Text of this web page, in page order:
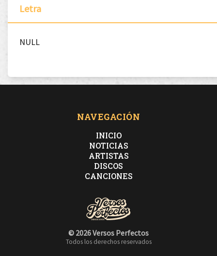
Letra
NULL
NAVEGACIÓN
INICIO
NOTICIAS
ARTISTAS
DISCOS
CANCIONES
© 2026 Versos Perfectos
Todos los derechos reservados